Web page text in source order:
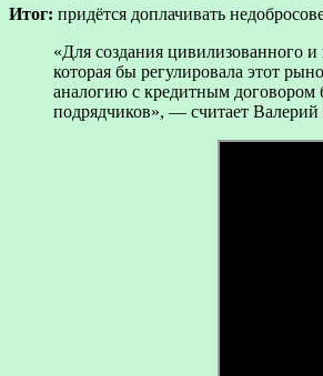
Итог: придётся доплачивать
«Для создания цивилизованного
которая бы регулировала этот
аналогию с кредитным договором
подрядчиков», — считает